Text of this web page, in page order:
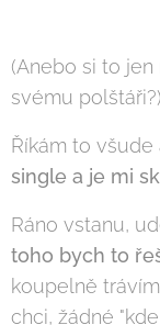
(Anebo si to
svému polštáři?)
Říkám to všude
single a je mi
Ráno vstanu,
toho bych to
koupelně
chci, žádné